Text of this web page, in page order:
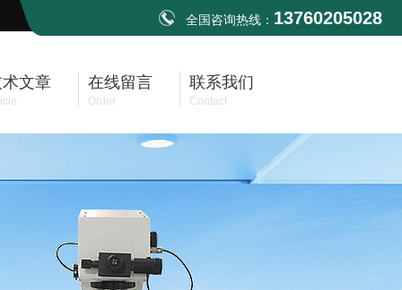
全国咨询热线： 13760205028
文章 在线留言
Order
联系我们
Contact